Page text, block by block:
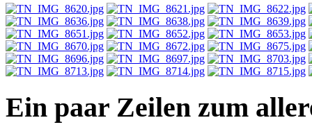
Ein paar Zeilen zum